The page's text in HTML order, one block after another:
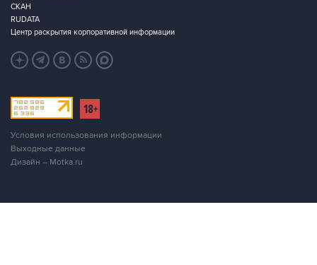
СКАН
RUDATA
Центр раскрытия корпоративной информации
Условия использования информации
Выходные данные
Дизайн – Motka.ru